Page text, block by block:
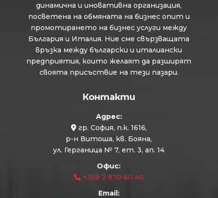
динамична и иновативна организация,
посветена на обмяната на бизнес опит и
промотирането на бизнес услуги между
България и Италия. Ние сме свързващата
връзка между български и италиански
предприятия, които желаят да разширят
своята присъствие на тези пазари.
Контакти
Адрес:
гр. София, п.к. 1616,
р-н Витоша, кв. Бояна,
ул. Герганица № 7, ет. 3, ап. 14
Офис:
+359 2 870 60 40
Email: